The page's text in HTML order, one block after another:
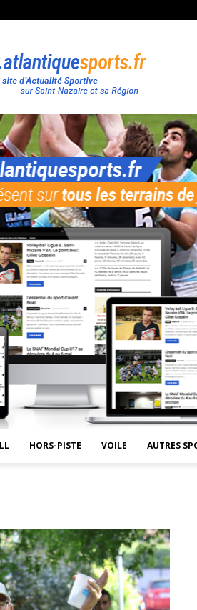
Atlantique
Sport
HORS-PISTE VOILE AUTRES